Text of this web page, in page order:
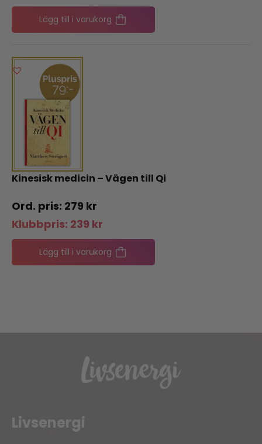
Lägg till i varukorg
Kinesisk medicin – Vägen till Qi
279 kr
Klubbpris: 239 kr
Lägg till i varukorg
Livsenergi